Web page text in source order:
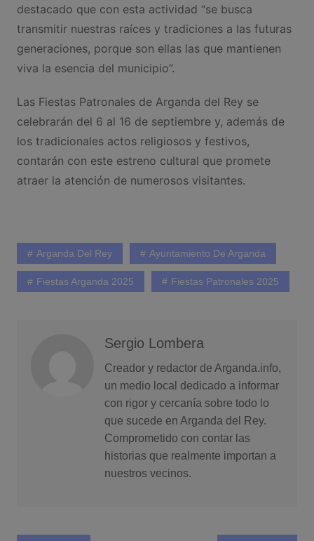
destacado que con esta actividad “se busca
transmitir nuestras raíces y tradiciones a las futuras
generaciones, porque son ellas las que mantienen
viva la esencia del municipio”.
Las Fiestas Patronales de Arganda del Rey se
celebrarán del 6 al 16 de septiembre y, además de
los tradicionales actos religiosos y festivos,
contarán con este estreno cultural que promete
atraer la atención de numerosos visitantes.
Arganda Del Rey Ayuntamiento De Arganda
Fiestas Arganda 2025 Fiestas Patronales 2025
Sergio Lombera
Creador y redactor de Arganda.info,
un medio local dedicado a informar
con rigor y cercanía sobre todo lo
que sucede en Arganda del Rey.
Comprometido con contar las
historias que realmente importan a
nuestros vecinos.